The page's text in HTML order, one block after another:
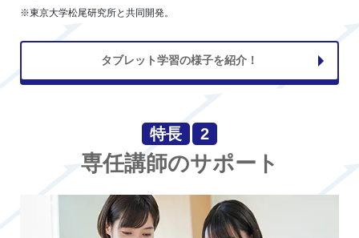
※東京大学松尾研究所と共同開発。
タブレット学習の様子を紹介！
特長 2
専任講師のサポート